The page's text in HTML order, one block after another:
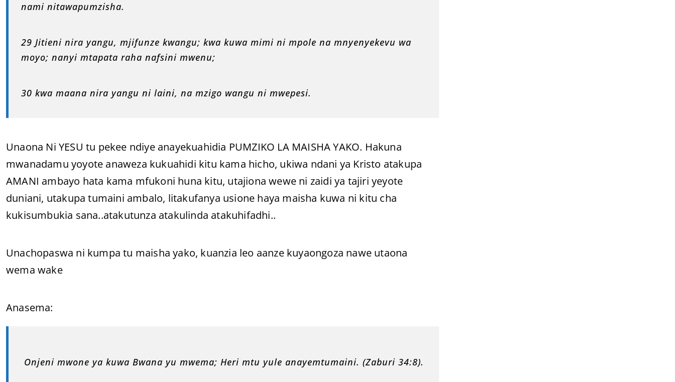
nami nitawapumzisha.
29 Jitieni nira yangu, mjifunze kwangu; kwa kuwa mimi ni mpole na mnyenyekevu wa
moyo; nanyi mtapata raha nafsini mwenu;
30 kwa maana nira yangu ni laini, na mzigo wangu ni mwepesi.
Unaona Ni YESU tu pekee ndiye anayekuahidia PUMZIKO LA MAISHA YAKO. Hakuna
mwanadamu yoyote anaweza kukuahidi kitu kama hicho, ukiwa ndani ya Kristo atakupa
AMANI ambayo hata kama mfukoni huna kitu, utajiona wewe ni zaidi ya tajiri yeyote
duniani, utakupa tumaini ambalo, litakufanya usione haya maisha kuwa ni kitu cha
kukisumbukia sana..atakutunza atakulinda atakuhifadhi..
Unachopaswa ni kumpa tu maisha yako, kuanzia leo aanze kuyaongoza nawe utaona
wema wake
Anasema:
Onjeni mwone ya kuwa Bwana yu mwema; Heri mtu yule anayemtumaini. (Zaburi 34:8).